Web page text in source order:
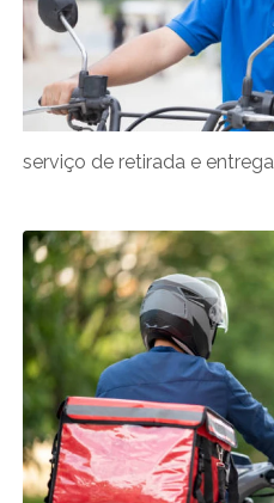
serviço de retirada e entrega